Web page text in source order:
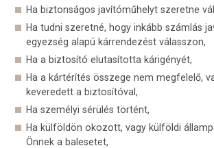
Ha biztonságos javítóműhelyt szeretne
Ha tudni szeretné, hogy inkább számlás
egyezség alapú kárrendezést válasszon,
Ha a biztosító elutasította kárigényét,
Ha a kártérítés összege nem megfelelő,
keveredett a biztosítóval,
Ha személyi sérülés történt,
Ha külföldön okozott, vagy külföldi
Önnek a balesetet,